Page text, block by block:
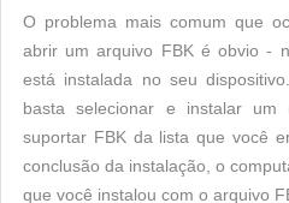
O problema mais comum que
abrir um arquivo FBK é obvio -
está instalada no seu
basta selecionar e instalar um
suportar FBK da lista que você
conclusão da instalação, o
que você instalou com o arquivo